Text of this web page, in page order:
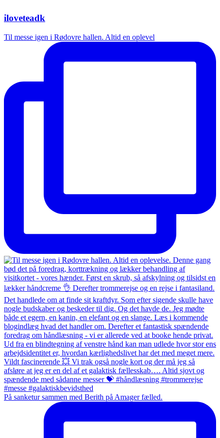
iloveteadk
Til messe igen i Rødovre hallen. Altid en oplevel
På sanketur sammen med Berith på Amager fælled.